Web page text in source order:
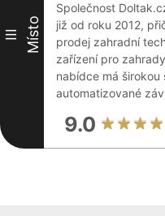
III Místo
Společnost
již od roku 2012,
prodej zahradní
zařízení pro
nabídce má
automatizované
9.0